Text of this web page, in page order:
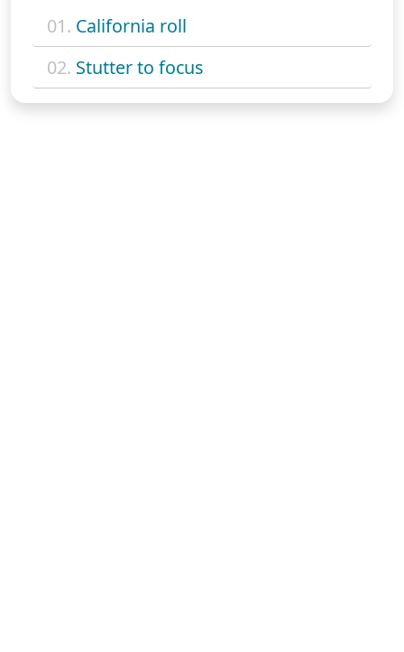
01. California roll
02. Stutter to focus